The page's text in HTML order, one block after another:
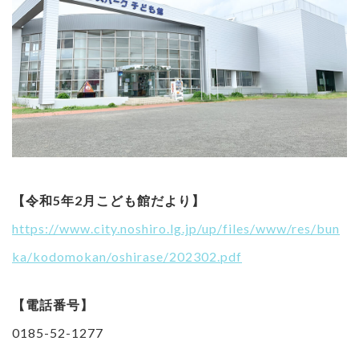
【令和5年2月こども館だより】
https://www.city.noshiro.lg.jp/up/files/www/res/bun
ka/kodomokan/oshirase/202302.pdf
【電話番号】
0185-52-1277